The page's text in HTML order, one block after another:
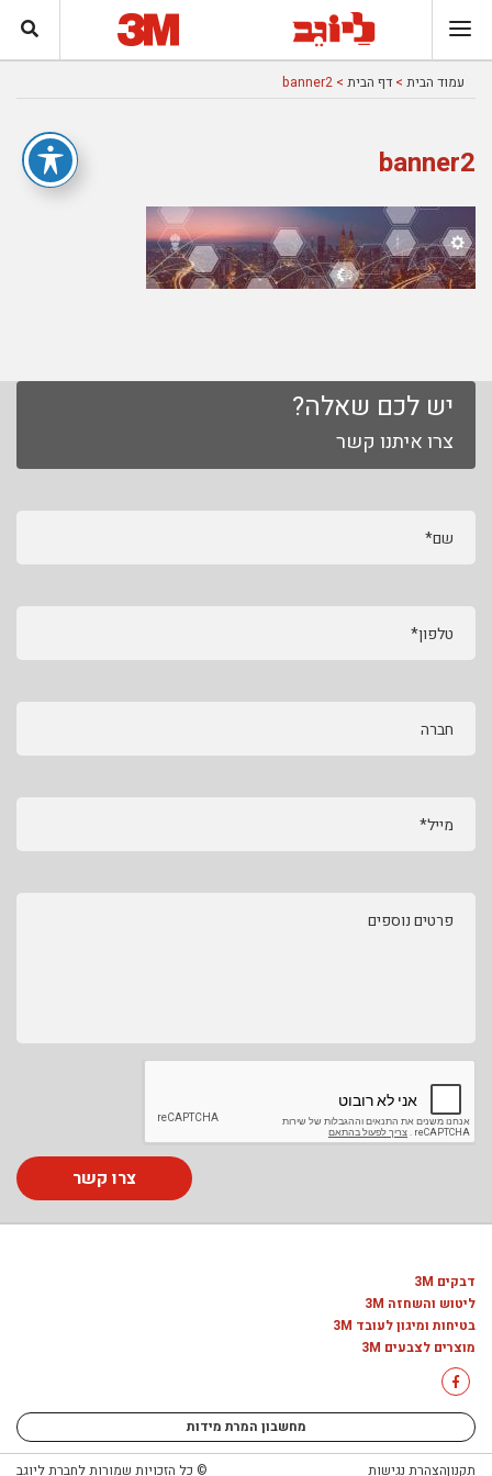
עמוד הבית > דף הבית > banner2
banner2
יש לכם שאלה?
צרו איתנו קשר
שם*
טלפון*
חברה
מייל*
פרטים נוספים
צרו קשר
דבקים 3M
ליטוש והשחזה 3M
בטיחות ומיגון לעובד 3M
מוצרים לצבעים 3M
מחשבון המרת מידות
תקנוןהצהרת נגישות © כל הזכויות שמורות לחברת ליוגב